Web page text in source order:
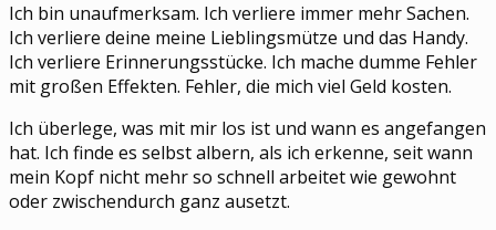
Ich bin unaufmerksam. Ich verliere immer mehr Sachen.
Ich verliere deine meine Lieblingsmütze und das Handy.
Ich verliere Erinnerungsstücke. Ich mache dumme Fehler
mit großen Effekten. Fehler, die mich viel Geld kosten.
Ich überlege, was mit mir los ist und wann es angefangen
hat. Ich finde es selbst albern, als ich erkenne, seit wann
mein Kopf nicht mehr so schnell arbeitet wie gewohnt
oder zwischendurch ganz ausetzt.